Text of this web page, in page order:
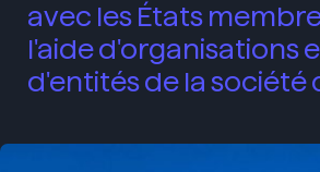
avec les États
l'aide d'organisations
d'entités de la société